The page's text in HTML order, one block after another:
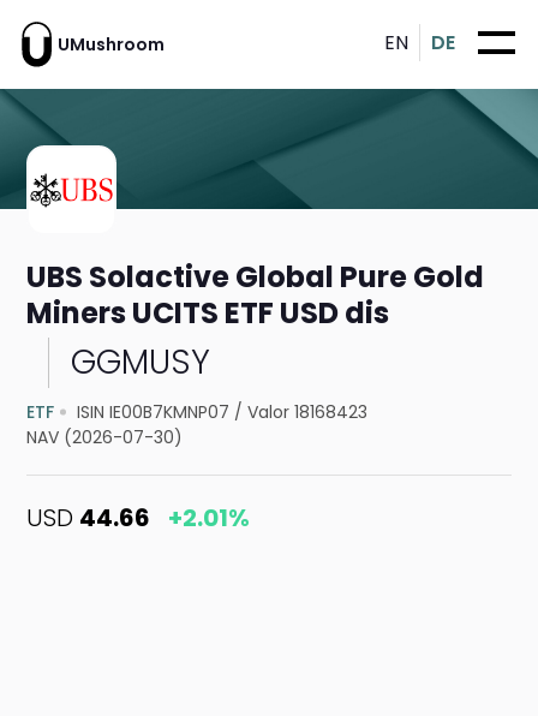
UMushroom EN DE
UBS Solactive Global Pure Gold
Miners UCITS ETF USD dis
GGMUSY
ETF ISIN IE00B7KMNP07 /Valor 18168423
NAV (2026-07-30)
USD 44.66 +2.01%